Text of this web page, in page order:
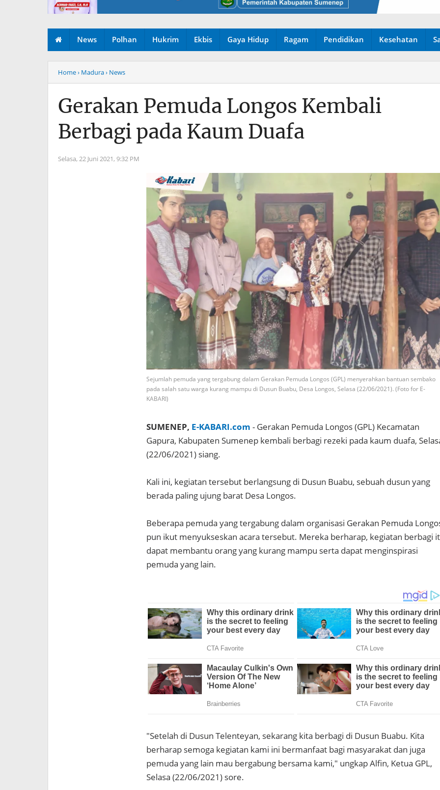
News Polhan Hukrim Ekbis Gaya Hidup Ragam Pendidikan Kesehatan
Home› Madura› News
Gerakan Pemuda Longos Kembali
Berbagi pada Kaum Duafa
Selasa, 22 Juni 2021, 9:32 PM
Sejumlah pemuda yang tergabung dalam Gerakan Pemuda Longos (GPL) menyerahkan bantuan sembako
pada salah satu warga kurang mampu di Dusun Buabu, Desa Longos, Selasa (22/06/2021). (Foto for E-
KABARI)
SUMENEP, E-KABARI.com - Gerakan Pemuda Longos (GPL) Kecamatan
Gapura, Kabupaten Sumenep kembali berbagi rezeki pada kaum duafa,
(22/06/2021) siang.
Kali ini, kegiatan tersebut berlangsung di Dusun Buabu, sebuah dusun yang
berada paling ujung barat Desa Longos.
Beberapa pemuda yang tergabung dalam organisasi Gerakan Pemuda
pun ikut menyukseskan acara tersebut. Mereka berharap, kegiatan berbagi
dapat membantu orang yang kurang mampu serta dapat menginspirasi
pemuda yang lain.
"Setelah di Dusun Telenteyan, sekarang kita berbagi di Dusun Buabu. Kita
berharap semoga kegiatan kami ini bermanfaat bagi masyarakat dan juga
pemuda yang lain mau bergabung bersama kami," ungkap Alfin, Ketua GPL,
Selasa (22/06/2021) sore.